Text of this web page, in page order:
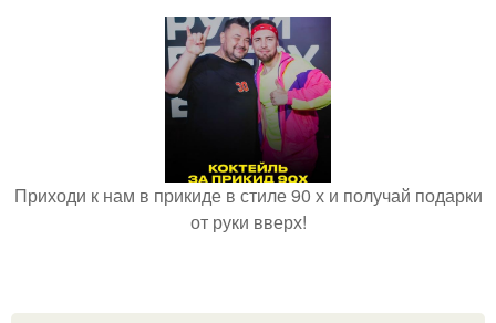
Приходи к нам в прикиде в стиле 90 х и получай подарки
от руки вверх!